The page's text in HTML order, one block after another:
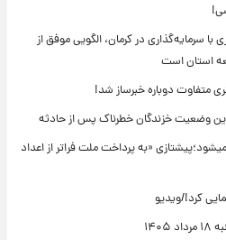
سرمایه‌گذاری در کرمان، الگویی موفق از
استان است
متفاوت دوباره خبرساز شد!
وضعیت خزندگان خطرناک پس از حادثه
«به پرداخت ملت فراتر از اعداد
کرد!/ویدیو